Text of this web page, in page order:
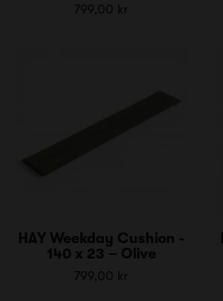
799,00 kr
HAY Weekday Cushion -
140 x 23 – Olive
799,00 kr